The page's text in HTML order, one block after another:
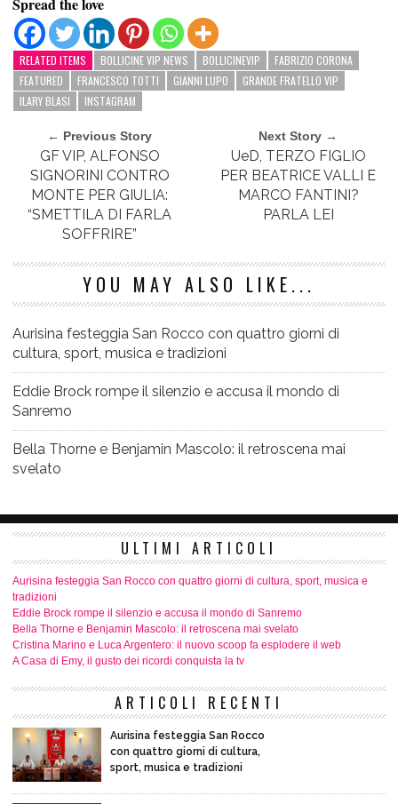
Spread the love
RELATED ITEMS BOLLICINE VIP NEWS BOLLICINEVIP
FABRIZIO CORONA
FEATURED
FRANCESCO TOTTI GIANNI LUPO
GRANDE FRATELLO VIP
ILARY BLASI
INSTAGRAM
← Previous Story
GF VIP, ALFONSO
SIGNORINI CONTRO
MONTE PER GIULIA:
“SMETTILA DI FARLA
SOFFRIRE”
Next Story →
UeD, TERZO FIGLIO
PER BEATRICE VALLI E
MARCO FANTINI?
PARLA LEI
YOU MAY ALSO LIKE...
Aurisina festeggia San Rocco con quattro giorni di
cultura, sport, musica e tradizioni
Eddie Brock rompe il silenzio e accusa il mondo di
Sanremo
Bella Thorne e Benjamin Mascolo: il retroscena mai
svelato
ULTIMI ARTICOLI
Aurisina festeggia San Rocco con quattro giorni di cultura, sport, musica e
tradizioni
Eddie Brock rompe il silenzio e accusa il mondo di Sanremo
Bella Thorne e Benjamin Mascolo: il retroscena mai svelato
Cristina Marino e Luca Argentero: il nuovo scoop fa esplodere il web
A Casa di Emy, il gusto dei ricordi conquista la tv
ARTICOLI RECENTI
Aurisina festeggia San Rocco
con quattro giorni di cultura,
sport, musica e tradizioni